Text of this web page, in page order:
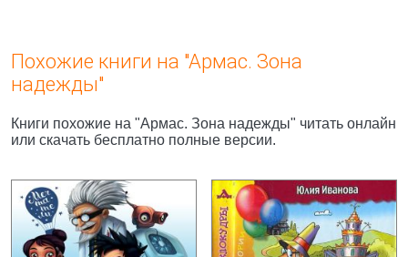
Похожие книги на "Армас. Зона
надежды"
Книги похожие на "Армас. Зона надежды" читать онлайн
или скачать бесплатно полные версии.